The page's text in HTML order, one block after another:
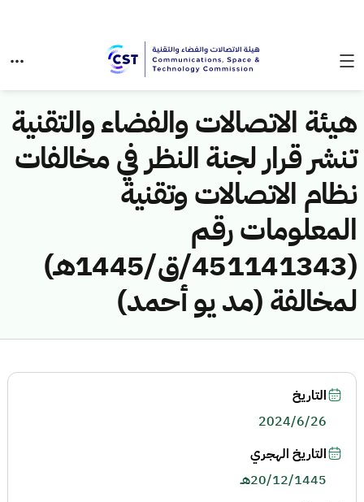
هيئة الاتصالات والفضاء والتقنية
تنشر قرار لجنة النظر في مخالفات
نظام الاتصالات وتقنية
المعلومات رقم
(451141343/ق/1445هـ)
لمخالفة (مد يو أحمد)
التاريخ
2024/6/26
التاريخ الهجري
20/12/1445هـ